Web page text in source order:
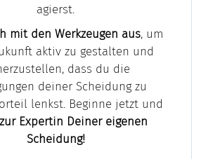
agierst.
mit den Werkzeugen aus, um
aktiv zu gestalten und
dass du die
deiner Scheidung zu
lenkst. Beginne jetzt und
Expertin Deiner eigenen
Scheidung!